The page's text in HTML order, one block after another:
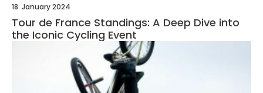
18. January 2024
Tour de France Standings: A Deep Dive into
the Iconic Cycling Event